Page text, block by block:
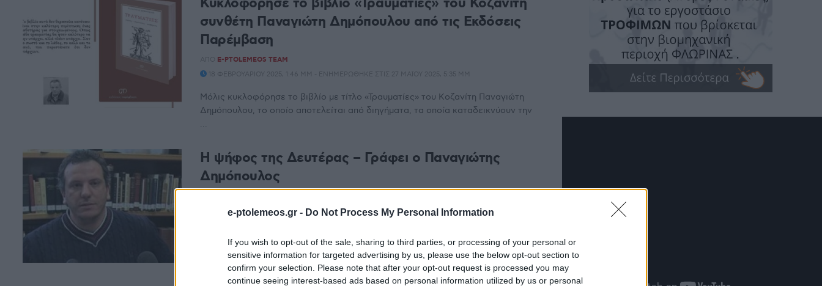
e-ptolemeos.gr - Do Not Process My Personal Information
If you wish to opt-out of the sale, sharing to third parties, or processing of your personal or
sensitive information for targeted advertising by us, please use the below opt-out section to
confirm your selection. Please note that after your opt-out request is processed you may
continue seeing interest-based ads based on personal information utilized by us or personal
συνθέτη Παναγιώτη Δημόπουλου από τις Εκδόσεις
Παρέμβαση
ΑΠΌ E-PTOLEMEOS TEAM
18 ΦΕΒΡΟΥΑΡΊΟΥ 2025, 1:46 ΜΜ - ΕΝΗΜΕΡΏΘΗΚΕ ΣΤΙΣ 27 ΜΑΪ́ΟΥ 2025, 5:35 ΜΜ
Μόλις κυκλοφόρησε το βιβλίο με τίτλο «Τραυματίες» του Κοζανίτη Παναγιώτη
Δημόπουλου, το οποίο αποτελείται από διηγήματα, τα οποία καταδεικνύουν την
...
Η ψήφος της Δευτέρας – Γράφει ο Παναγιώτης
Δημόπουλος
Σε αντιπαραβολή με το θέατρο της αυτής ημέρας. Σύμφωνα με την λαϊκή